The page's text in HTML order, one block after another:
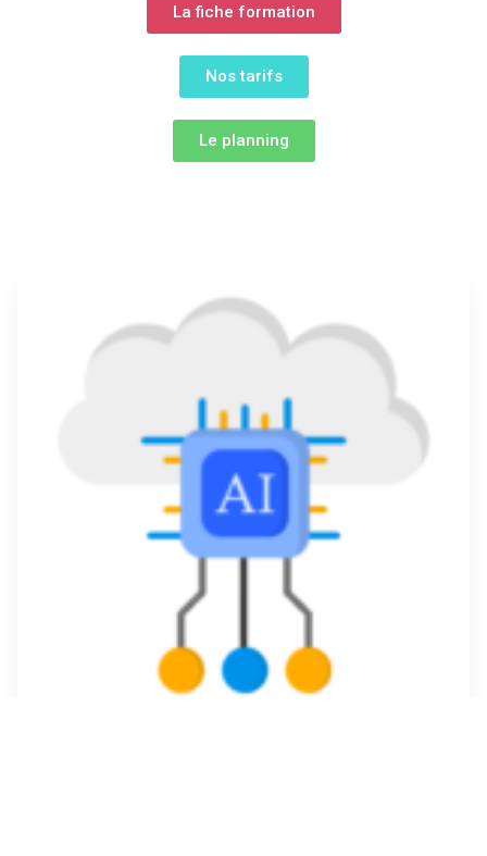
La fiche formation
Nos tarifs
Le planning